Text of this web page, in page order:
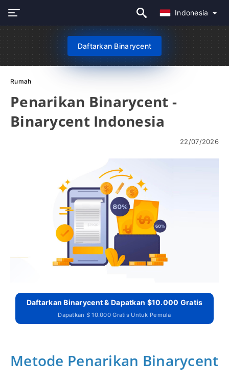
Indonesia
Daftarkan Binarycent
Rumah
Penarikan Binarycent -
Binarycent Indonesia
22/07/2026
Daftarkan Binarycent & Dapatkan $10.000 Gratis
Dapatkan $ 10.000 Gratis Untuk Pemula
Metode Penarikan Binarycent